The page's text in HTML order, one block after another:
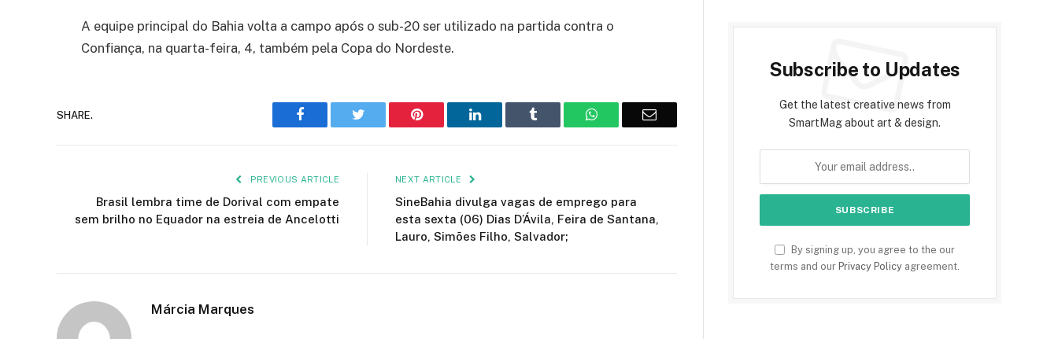
A equipe principal do Bahia volta a campo após o sub-20 ser utilizado na partida contra o
Confiança, na quarta-feira, 4, também pela Copa do Nordeste.
SHARE. Facebook Twitter Pinterest LinkedIn Tumblr WhatsAppEmail
PREVIOUS ARTICLE
Brasil lembra time de Dorival com empate
sem brilho no Equador na estreia de Ancelotti
NEXT ARTICLE
SineBahia divulga vagas de emprego para
esta sexta (06) Dias D’Ávila, Feira de Santana,
Lauro, Simões Filho, Salvador;
Márcia Marques
Subscribe to Updates
Get the latest creative news from
SmartMag about art & design.
By signing up, you agree to the our
terms and our Privacy Policy agreement.